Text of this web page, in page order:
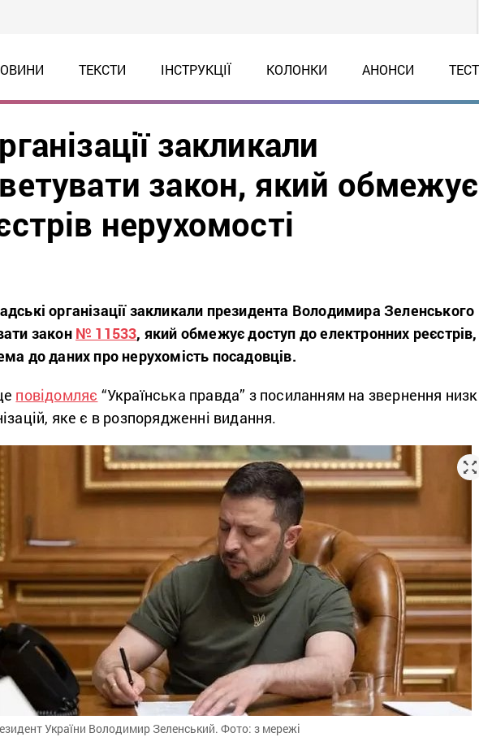
ТЕКСТИ ІНСТРУКЦІЇ КОЛОНКИ АНОНСИ
закликали
закон, який обмежує
нерухомості
організації закликали президента Володимира Зеленського
закон № 11533, який обмежує доступ до електронних реєстрів,
до даних про нерухомість посадовців.
повідомляє “Українська правда” з посиланням на звернення
яке є в розпорядженні видання.
України Володимир Зеленський. Фото: з мережі